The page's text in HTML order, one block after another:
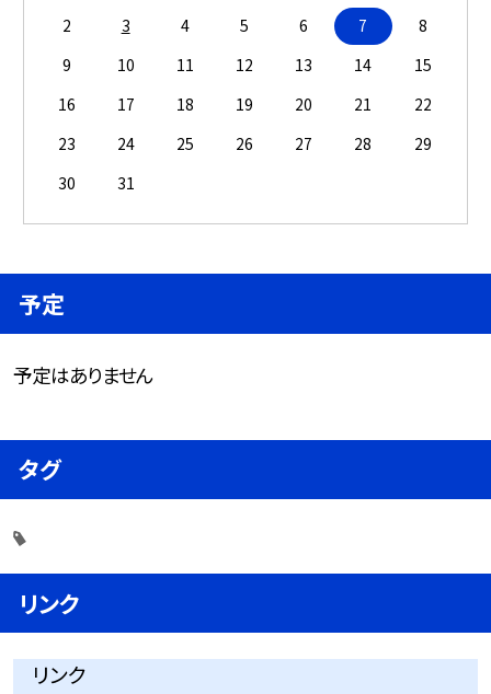
2
3 4 5 6 7
8
9
10 11 12 13 14
15
16
17 18 19 20 21
22
23
24 25 26 27 28
29
30
31
予定
予定はありません
タグ
リンク
リンク